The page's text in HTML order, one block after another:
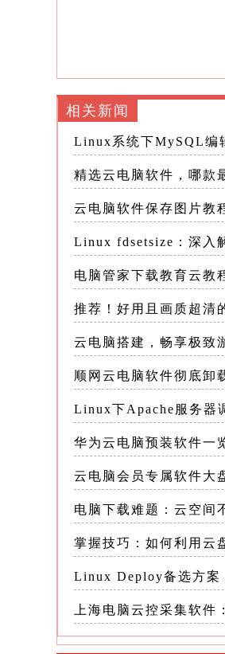
依托华为强大的云计
-特点： -高性能：
-安全性：华为云电
全
-兼容性：华为云电
-适用场景：适合需
2.阿里云电脑 -概述
和大数据技术，为用
-特点： -稳定性：
-可扩展性：阿里云
-成本效益：阿里云
题
-适用场景：适合需
相关新闻
Linux系统下MySQL编
精选云电脑软件，哪款
云电脑软件保存图片教
Linux fdsetsize：深入
电脑管家下载教育云教
推荐！好用且画质超清
云电脑搭建，畅享极致
顺网云电脑软件彻底卸
Linux下Apache服务器
华为云电脑预装软件一
云电脑会员专属软件大
电脑下载难题：云空间
掌握技巧：如何利用云
Linux Deploy备选方案
上海电脑云控采集软件